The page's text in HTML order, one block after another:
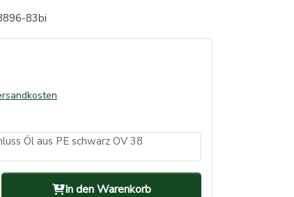
83bi
Öl aus PE schwarz OV 38
In den Warenkorb